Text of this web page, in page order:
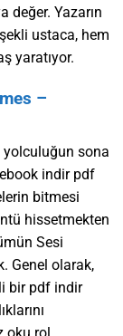
değer. Yazarın
ustaca, hem
yaratıyor.
–
sona
indir pdf
bitmesi
hissetmekten
Sesi
Genel olarak,
bir pdf indir
oku rol